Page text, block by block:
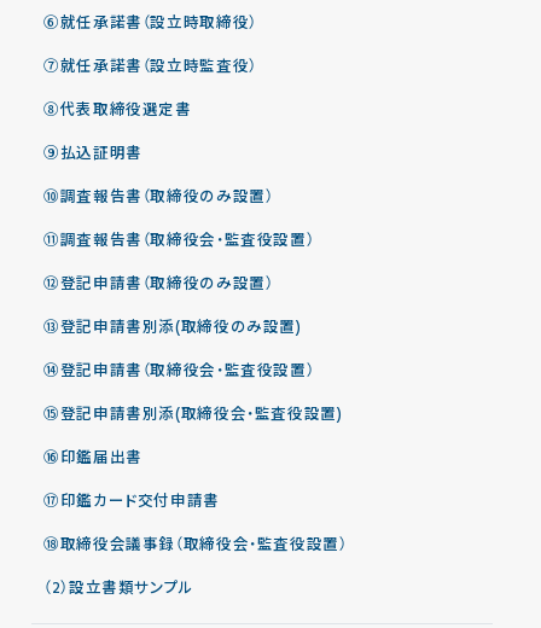
⑥就任承諾書（設立時取締役）
⑦就任承諾書（設立時監査役）
⑧代表取締役選定書
⑨払込証明書
⑩調査報告書（取締役のみ設置）
⑪調査報告書（取締役会・監査役設置）
⑫登記申請書（取締役のみ設置）
⑬登記申請書別添(取締役のみ設置)
⑭登記申請書（取締役会・監査役設置）
⑮登記申請書別添(取締役会・監査役設置)
⑯印鑑届出書
⑰印鑑カード交付申請書
⑱取締役会議事録（取締役会・監査役設置）
（2）設立書類サンプル